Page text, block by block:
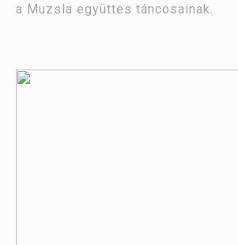
a Muzsla együttes táncosainak.